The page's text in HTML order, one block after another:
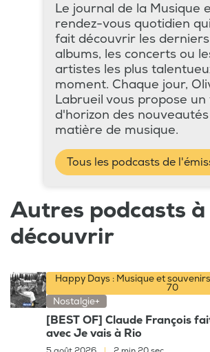
Le journal de la Musique
rendez-vous quotidien
fait découvrir les derniers
albums, les concerts ou
artistes les plus
moment. Chaque jour,
Labrueil vous propose
d'horizon des
matière de musique.
Tous les podcasts de
Autres podcasts à
découvrir
Happy Days : Musique et
70
Nostalgie+
[BEST OF] Claude François
avec Je vais à Rio